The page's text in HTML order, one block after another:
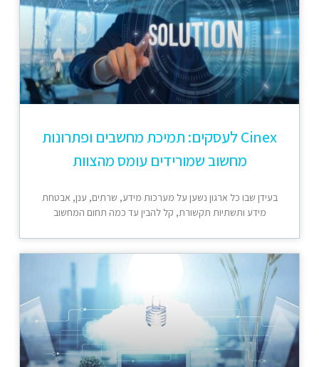
Cinex לעסקים: תמיכת מחשבים ופתרונות
מחשוב שמורידים עומס מהצוות
בעידן שבו כל ארגון נשען על מערכות מידע, שרתים, ענן, אבטחת
מידע ותשתיות תקשורת, קל להבין עד כמה תחום המחשוב